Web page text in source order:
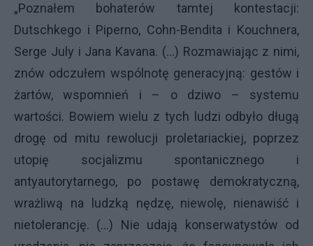
„Poznałem bohaterów tamtej kontestacji:
Dutschkego i Piperno, Cohn-Bendita i Kouchnera,
Serge July i Jana Kavana. (…) Rozmawiając z nimi,
znów odczułem wspólnotę generacyjną: gestów i
żartów, wspomnień i – o dziwo – systemu
wartości. Bowiem wielu z tych ludzi odbyło długą
drogę od mitu rewolucji proletariackiej, poprzez
utopię socjalizmu spontanicznego i
antyautorytarnego, po postawę demokratyczną,
wrażliwą na ludzką nędzę, niewolę, nienawiść i
nietolerancję. (…) Nie udają konserwatystów od